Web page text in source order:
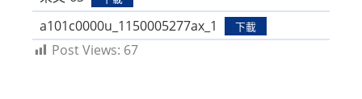
a101c0000u_1150005277ax_1 下載
Post Views: 67